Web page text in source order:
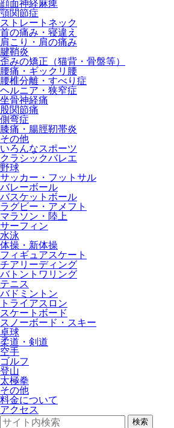
顔面神経麻痺
顎関節症
ストレートネック
首の痛み・寝違え
肩こり・肩の痛み
腱鞘炎
歪みの矯正（猫背・骨盤等）
腰痛・ギックリ腰
腰椎分離・すべり症
ヘルニア・狭窄症
坐骨神経痛
股関節痛
側弯症
膝痛・腸脛靭帯炎
その他
いろんなスポーツ
クラシックバレエ
野球
サッカー・フットサル
バレーボール
バスケットボール
ラグビー・アメフト
マラソン・陸上
サーフィン
水泳
体操・新体操
フィギュアスケート
チアリーディング
バトントワリング
テニス
バドミントン
トライアスロン
スケートボード
スノーボード・スキー
卓球
柔道・剣道
空手
ゴルフ
登山
太極拳
その他
料金について
アクセス
検索